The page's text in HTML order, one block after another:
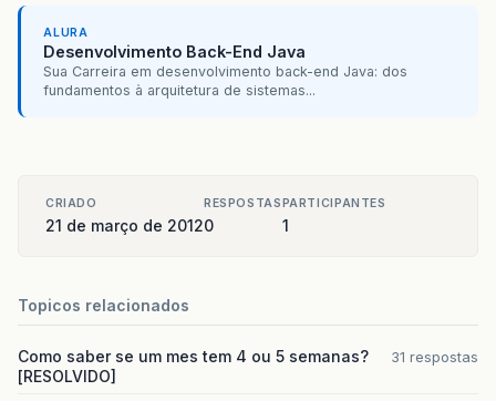
ALURA
Desenvolvimento Back-End Java
Sua Carreira em desenvolvimento back-end Java: dos
fundamentos à arquitetura de sistemas...
CRIADO
21 de março de 2012
RESPOSTAS
0
PARTICIPANTES
1
Topicos relacionados
Como saber se um mes tem 4 ou 5 semanas?
[RESOLVIDO]
31 respostas